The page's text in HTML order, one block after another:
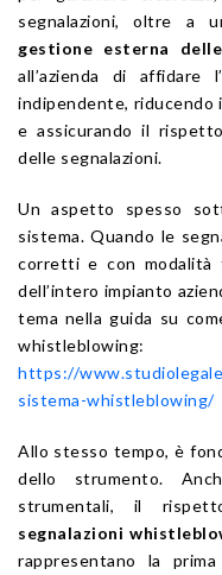
segnalazioni, oltre a
gestione esterna
all’azienda di affidare
indipendente,
e assicurando il
delle segnalazioni.
Un aspetto spesso
sistema. Quando le
corretti e con modalità
dell’intero impianto
tema nella guida su
whistleblowing:
https://
sistema-whistleblowing/
Allo stesso tempo, è
dello strumento.
strumentali, il
segnalazioni
rappresentano la